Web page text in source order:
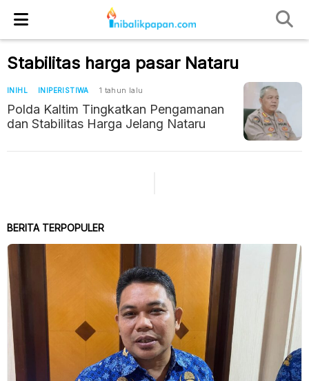
Stabilitas harga pasar Nataru
INIHL INIPERISTIWA 1 tahun lalu
Polda Kaltim Tingkatkan Pengamanan
dan Stabilitas Harga Jelang Nataru
BERITA TERPOPULER